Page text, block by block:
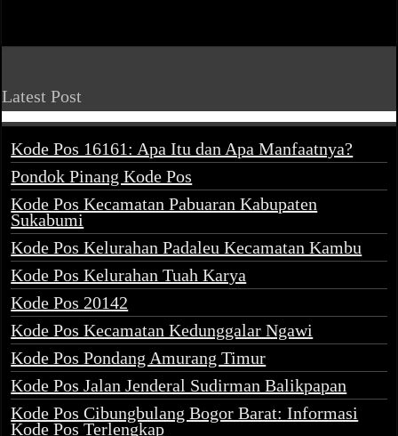
Latest Post
Kode Pos 16161: Apa Itu dan Apa Manfaatnya?
Pondok Pinang Kode Pos
Kode Pos Kecamatan Pabuaran Kabupaten
Sukabumi
Kode Pos Kelurahan Padaleu Kecamatan Kambu
Kode Pos Kelurahan Tuah Karya
Kode Pos 20142
Kode Pos Kecamatan Kedunggalar Ngawi
Kode Pos Pondang Amurang Timur
Kode Pos Jalan Jenderal Sudirman Balikpapan
Kode Pos Cibungbulang Bogor Barat: Informasi
Kode Pos Terlengkap